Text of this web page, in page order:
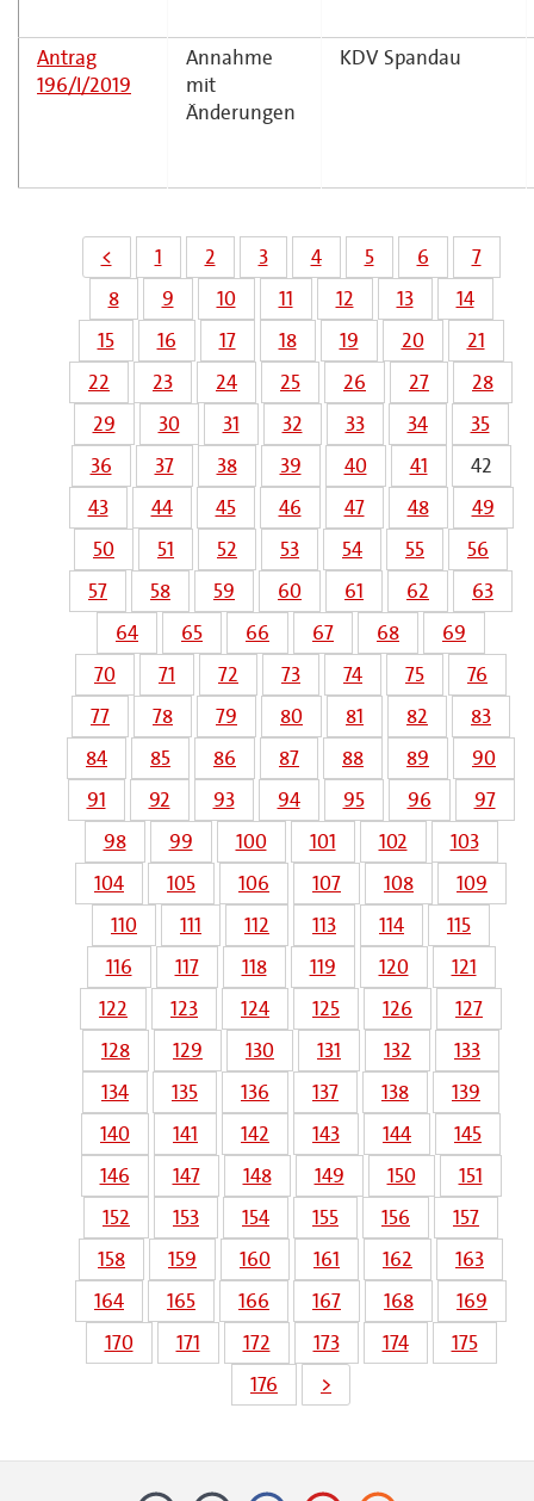
Antrag
196/I/2019
Annahme
mit
Änderungen
KDV Spandau
< 1 2 3 4 5 6
7
8
9 10 11 12 13
14
15
16 17 18 19 20
21
22
23 24 25 26 27
28
29
30 31 32 33 34
35
36
37 38 39 40 41
42
43
44 45 46 47 48
49
50
51 52 53 54 55
56
57
58 59 60 61 62
63
64
65 66 67 68
69
70
71 72 73 74 75
76
77
78 79 80 81 82
83
84
85 86 87 88 89
90
91
92 93 94 95 96
97
98
99 100 101 102
103
104
105 106 107 108
109
110
111 112 113 114
115
116
117 118 119 120
121
122
123 124 125 126
127
128
129 130 131 132
133
134
135 136 137 138
139
140
141 142 143 144
145
146
147 148 149 150
151
152
153 154 155 156
157
158
159 160 161 162
163
164
165 166 167 168
169
170
171 172 173 174
175
176
>